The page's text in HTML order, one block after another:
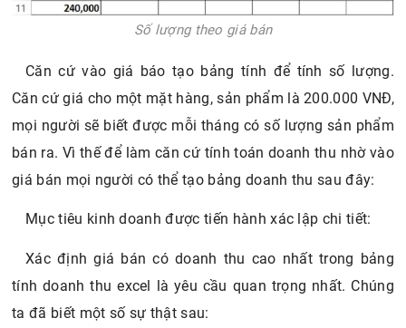
Số lượng theo giá bán
Căn cứ vào giá báo tạo bảng tính để tính số lượng.
Căn cứ giá cho một mặt hàng, sản phẩm là 200.000 VNĐ,
mọi người sẽ biết được mỗi tháng có số lượng sản phẩm
bán ra. Vì thế để làm căn cứ tính toán doanh thu nhờ vào
giá bán mọi người có thể tạo bảng doanh thu sau đây:
Mục tiêu kinh doanh được tiến hành xác lập chi tiết:
Xác định giá bán có doanh thu cao nhất trong bảng
tính doanh thu excel là yêu cầu quan trọng nhất. Chúng
ta đã biết một số sự thật sau: